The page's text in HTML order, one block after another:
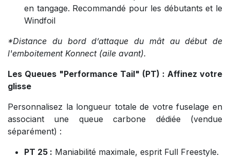
en tangage. Recommandé pour les débutants et le
Windfoil
*Distance du bord d’attaque du mât au début de
l'emboitement Konnect (aile avant).
Les Queues "Performance Tail" (PT) : Affinez votre
glisse
Personnalisez la longueur totale de votre fuselage en
associant une queue carbone dédiée (vendue
séparément) :
PT 25 : Maniabilité maximale, esprit Full Freestyle.